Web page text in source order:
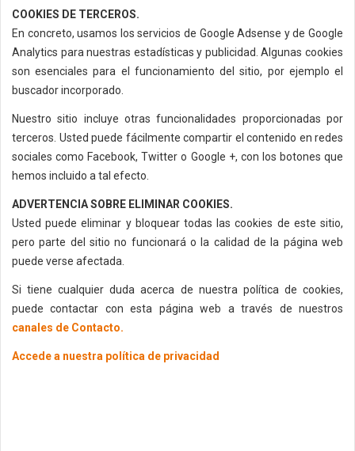
COOKIES DE TERCEROS.
En concreto, usamos los servicios de Google Adsense y de Google
Analytics para nuestras estadísticas y publicidad. Algunas cookies
son esenciales para el funcionamiento del sitio, por ejemplo el
buscador incorporado.
Nuestro sitio incluye otras funcionalidades proporcionadas por
terceros. Usted puede fácilmente compartir el contenido en redes
sociales como Facebook, Twitter o Google +, con los botones que
hemos incluido a tal efecto.
ADVERTENCIA SOBRE ELIMINAR COOKIES.
Usted puede eliminar y bloquear todas las cookies de este sitio,
pero parte del sitio no funcionará o la calidad de la página web
puede verse afectada.
Si tiene cualquier duda acerca de nuestra política de cookies,
puede contactar con esta página web a través de nuestros
canales de Contacto.
Accede a nuestra política de privacidad